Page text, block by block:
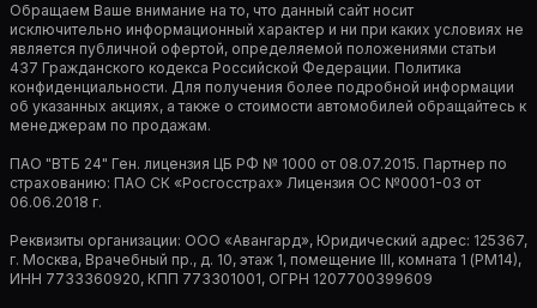
Обращаем Ваше внимание на то, что данный сайт носит
исключительно информационный характер и ни при каких условиях не
является публичной офертой, определяемой положениями статьи
437 Гражданского кодекса Российской Федерации. Политика
конфиденциальности. Для получения более подробной информации
об указанных акциях, а также о стоимости автомобилей обращайтесь к
менеджерам по продажам.
ПАО "ВТБ 24" Ген. лицензия ЦБ РФ № 1000 от 08.07.2015. Партнер по
страхованию: ПАО СК «Росгосстрах» Лицензия ОС №0001-03 от
06.06.2018 г.
Реквизиты организации: ООО «Авангард», Юридический адрес: 125367,
г. Москва, Врачебный пр., д. 10, этаж 1, помещение III, комната 1 (РМ14),
ИНН 7733360920, КПП 773301001, ОГРН 1207700399609